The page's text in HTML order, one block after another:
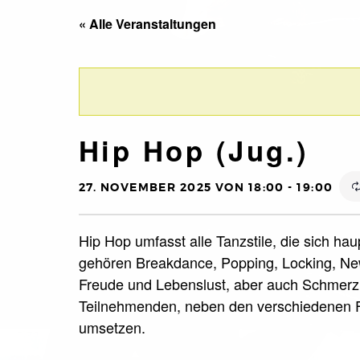
« Alle Veranstaltungen
Hip Hop (Jug.)
27. NOVEMBER 2025 VON 18:00 -19:00
Hip Hop umfasst alle Tanzstile, die sich
gehören Breakdance, Popping, Locking,
Freude und Lebenslust, aber auch
Teilnehmenden, neben den
umsetzen.